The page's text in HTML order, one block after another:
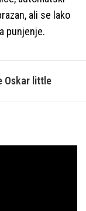
ali se lako
punjenje.
Oskar little